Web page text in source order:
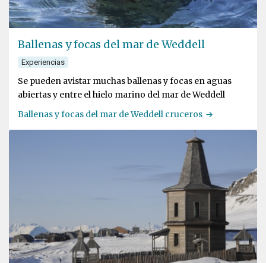
Ballenas y focas del mar de Weddell
Experiencias
Se pueden avistar muchas ballenas y focas en aguas
abiertas y entre el hielo marino del mar de Weddell
Ballenas y focas del mar de Weddell cruceros